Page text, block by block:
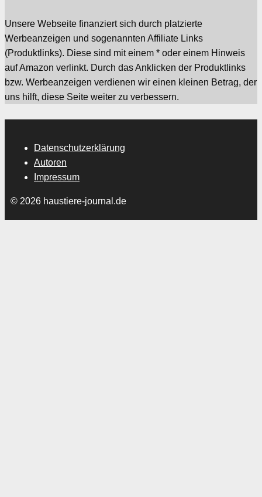
Unsere Webseite finanziert sich durch platzierte
Werbeanzeigen und sogenannten Affiliate Links
(Produktlinks). Diese sind mit einem * oder einem Hinweis
auf Amazon verlinkt. Durch das Anklicken der Produktlinks
bzw. Werbeanzeigen verdienen wir einen kleinen Betrag, der
uns hilft, diese Seite weiter zu verbessern.
Datenschutzerklärung
Autoren
Impressum
© 2026 haustiere-journal.de